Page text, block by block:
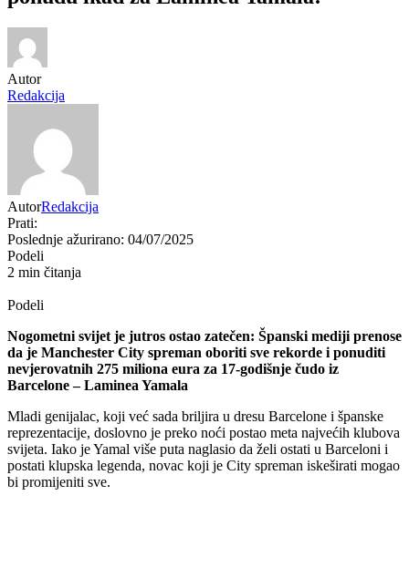
Autor
Redakcija
AutorRedakcija
Prati:
Poslednje ažurirano: 04/07/2025
Podeli
2 min čitanja
Podeli
Nogometni svijet je jutros ostao zatečen: Španski mediji prenose
da je Manchester City spreman oboriti sve rekorde i ponuditi
nevjerovatnih 275 miliona eura za 17-godišnje čudo iz
Barcelone – Laminea Yamala
Mladi genijalac, koji već sada briljira u dresu Barcelone i španske
reprezentacije, doslovno je preko noći postao meta najvećih klubova
svijeta. Iako je Yamal više puta naglasio da želi ostati u Barceloni i
postati klupska legenda, novac koji je City spreman iskeširati mogao
bi promijeniti sve.